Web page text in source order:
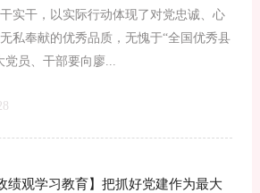
实干，以实际行动体现了对党忠诚、心
私奉献的优秀品质，无愧于“全国优秀县
党员、干部要向廖...
绩观学习教育】把抓好党建作为最大